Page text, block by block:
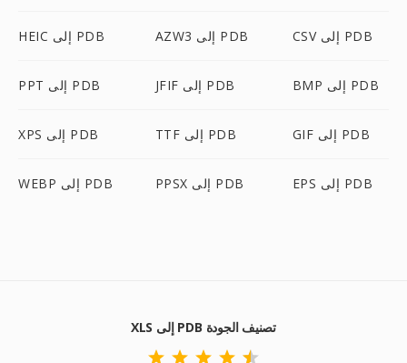
HEIC إلى PDB AZW3 إلى PDB CSV إلى PDB
PPT إلى PDB JFIF إلى PDB BMP إلى PDB
XPS إلى PDB TTF إلى PDB GIF إلى PDB
WEBP إلى PDB PPSX إلى PDB EPS إلى PDB
XLS إلى PDB تصنيف الجودة